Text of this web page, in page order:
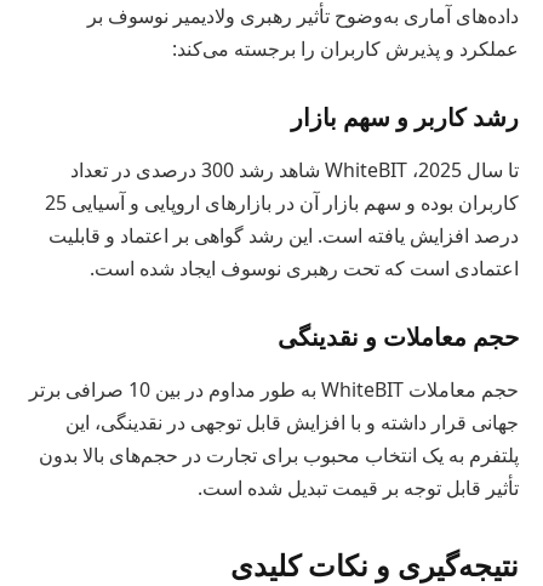
داده‌های آماری به‌وضوح تأثیر رهبری ولادیمیر نوسوف بر
عملکرد و پذیرش کاربران را برجسته می‌کند:
رشد کاربر و سهم بازار
تا سال 2025، WhiteBIT شاهد رشد 300 درصدی در تعداد
کاربران بوده و سهم بازار آن در بازارهای اروپایی و آسیایی 25
درصد افزایش یافته است. این رشد گواهی بر اعتماد و قابلیت
اعتمادی است که تحت رهبری نوسوف ایجاد شده است.
حجم معاملات و نقدینگی
حجم معاملات WhiteBIT به طور مداوم در بین 10 صرافی برتر
جهانی قرار داشته و با افزایش قابل توجهی در نقدینگی، این
پلتفرم به یک انتخاب محبوب برای تجارت در حجم‌های بالا بدون
تأثیر قابل توجه بر قیمت تبدیل شده است.
نتیجه‌گیری و نکات کلیدی